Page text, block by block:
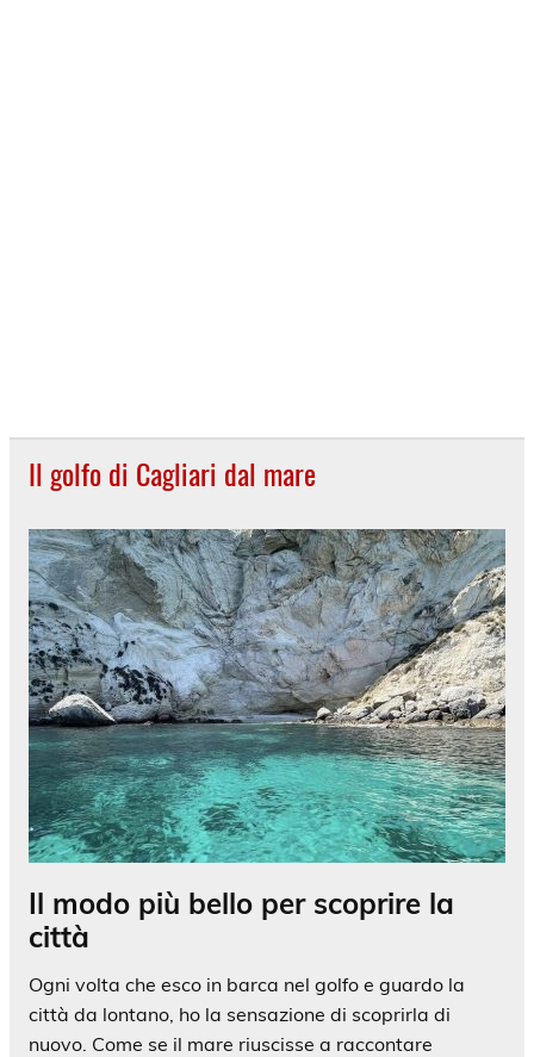
Il golfo di Cagliari dal mare
Il modo più bello per scoprire la
città
Ogni volta che esco in barca nel golfo e guardo la
città da lontano, ho la sensazione di scoprirla di
nuovo. Come se il mare riuscisse a raccontare